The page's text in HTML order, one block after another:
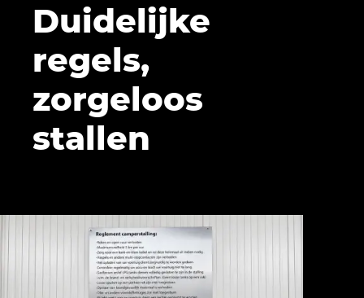
Duidelijke
regels,
zorgeloos
stallen